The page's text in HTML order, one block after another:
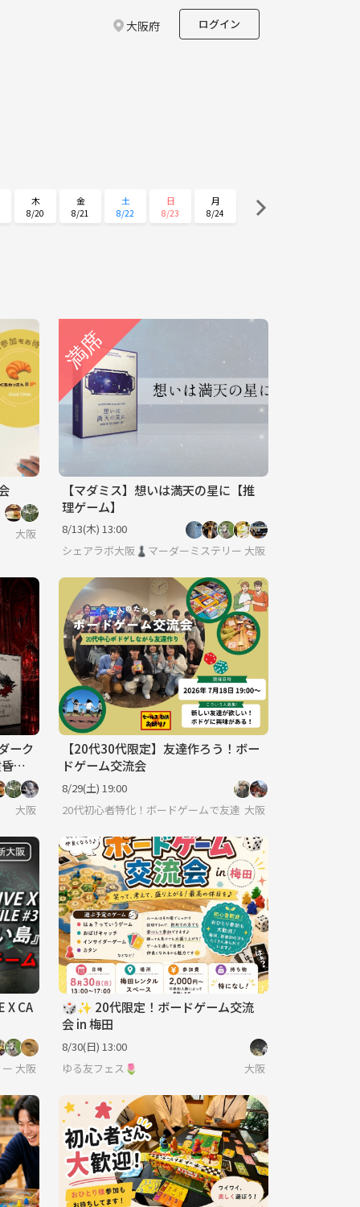
大阪府 ログイン
木
8/20
金
8/21
土
8/22
日
8/23
月
8/24
大阪
【マダミス】想いは満天の星に【推
理ゲーム】
8/13(木) 13:00
シェアラボ大阪♟️マーダーミステリー/ボードゲーム/友達作り
大阪
ーク
の
大阪
【20代30代限定】友達作ろう！ボー
ドゲーム交流会
8/29(土) 19:00
20代初心者特化！ボードゲームで友達を作ろうサークル
大阪
X CA
/ボードゲーム/友達作り
大阪
🎲✨ 20代限定！ボードゲーム交流
会 in 梅田
8/30(日) 13:00
ゆる友フェス🌷
大阪